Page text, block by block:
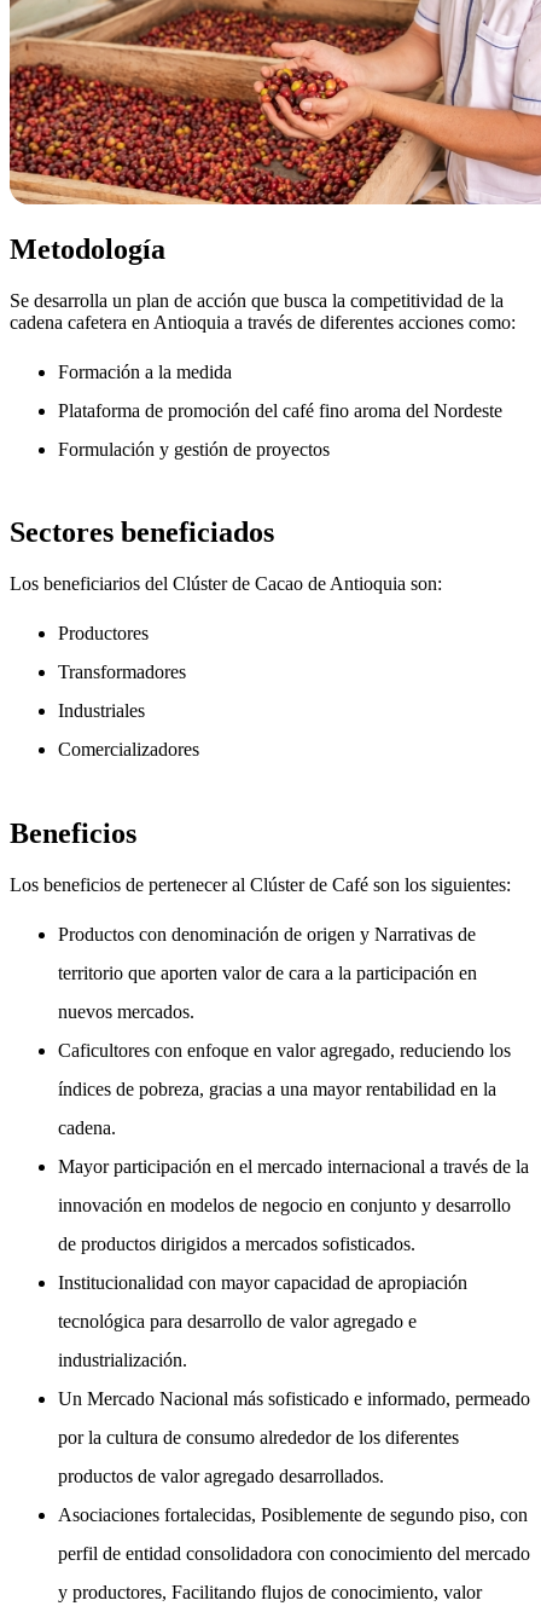
Metodología
Se desarrolla un plan de acción que busca la competitividad de la
cadena cafetera en Antioquia a través de diferentes acciones como:
Formación a la medida
Plataforma de promoción del café fino aroma del Nordeste
Formulación y gestión de proyectos
Sectores beneficiados
Los beneficiarios del Clúster de Cacao de Antioquia son:
Productores
Transformadores
Industriales
Comercializadores
Beneficios
Los beneficios de pertenecer al Clúster de Café son los siguientes:
Productos con denominación de origen y Narrativas de
territorio que aporten valor de cara a la participación en
nuevos mercados.
Caficultores con enfoque en valor agregado, reduciendo los
índices de pobreza, gracias a una mayor rentabilidad en la
cadena.
Mayor participación en el mercado internacional a través de la
innovación en modelos de negocio en conjunto y desarrollo
de productos dirigidos a mercados sofisticados.
Institucionalidad con mayor capacidad de apropiación
tecnológica para desarrollo de valor agregado e
industrialización.
Un Mercado Nacional más sofisticado e informado, permeado
por la cultura de consumo alrededor de los diferentes
productos de valor agregado desarrollados.
Asociaciones fortalecidas, Posiblemente de segundo piso, con
perfil de entidad consolidadora con conocimiento del mercado
y productores, Facilitando flujos de conocimiento, valor